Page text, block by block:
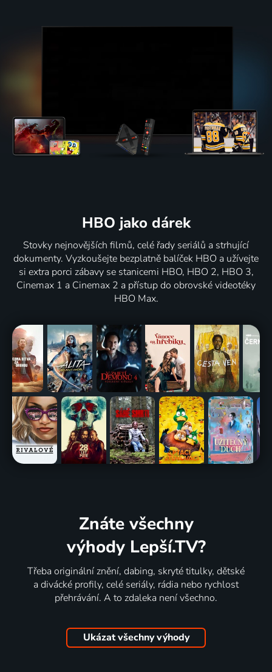
HBO jako dárek
Stovky nejnovějších filmů, celé řady seriálů a strhující
dokumenty. Vyzkoušejte bezplatně balíček HBO a užívejte
si extra porci zábavy se stanicemi HBO, HBO 2, HBO 3,
Cinemax 1 a Cinemax 2 a přístup do obrovské videotéky
HBO Max.
Znáte všechny
výhody Lepší.TV?
Třeba originální znění, dabing, skryté titulky, dětské
a divácké profily, celé seriály, rádia nebo rychlost
přehrávání. A to zdaleka není všechno.
Ukázat všechny výhody